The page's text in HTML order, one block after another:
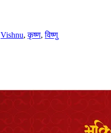
Vishnu,कृष्ण,विष्णु